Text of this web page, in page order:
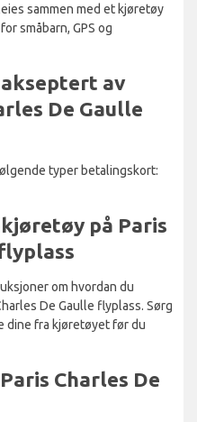
sammen med et kjøretøy
småbarn, GPS og
av
De Gaulle
typer betalingskort:
på Paris
om hvordan du
De Gaulle flyplass. Sørg
dine fra kjøretøyet før du
Charles De